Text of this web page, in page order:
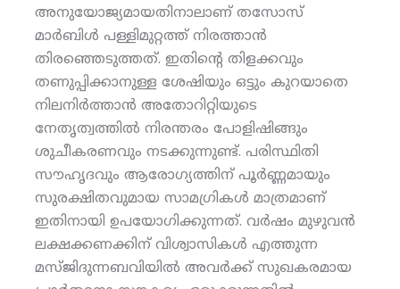
അനുയോജ്യമായതിനാലാണ് തസോസ്
മാര്‍ബിള്‍ പള്ളിമുറ്റത്ത് നിരത്താന്‍
തിരഞ്ഞെടുത്തത്. ഇതിന്റെ തിളക്കവും
തണുപ്പിക്കാനുള്ള ശേഷിയും ഒട്ടും കുറയാതെ
നിലനിര്‍ത്താന്‍ അതോറിറ്റിയുടെ
നേതൃത്വത്തില്‍ നിരന്തരം പോളിഷിങ്ങും
ശുചീകരണവും നടക്കുന്നുണ്ട്. പരിസ്ഥിതി
സൗഹൃദവും ആരോഗ്യത്തിന് പൂര്‍ണ്ണമായും
സുരക്ഷിതവുമായ സാമഗ്രികള്‍ മാത്രമാണ്
ഇതിനായി ഉപയോഗിക്കുന്നത്. വര്‍ഷം മുഴുവന്‍
ലക്ഷക്കണക്കിന് വിശ്വാസികള്‍ എത്തുന്ന
മസ്ജിദുന്നബവിയില്‍ അവര്‍ക്ക് സുഖകരമായ